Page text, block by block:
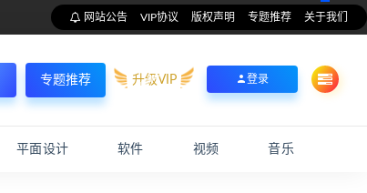
网站公告 VIP协议 版权声明 专题推荐 关于我们
专题推荐 升级VIP 登录
平面设计 软件 视频 音乐